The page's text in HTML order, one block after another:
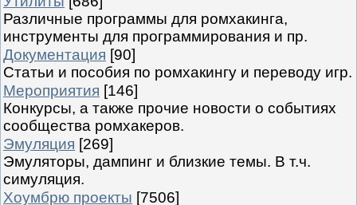
Различные программы для ромхакинга,
инструменты для программирования и пр.
Документация [90]
Статьи и пособия по ромхакингу и переводу игр.
Мероприятия [146]
Конкурсы, а также прочие новости о событиях
сообщества ромхакеров.
Эмуляция [269]
Эмуляторы, дампинг и близкие темы. В т.ч.
симуляция.
Хоумбрю проекты [7506]